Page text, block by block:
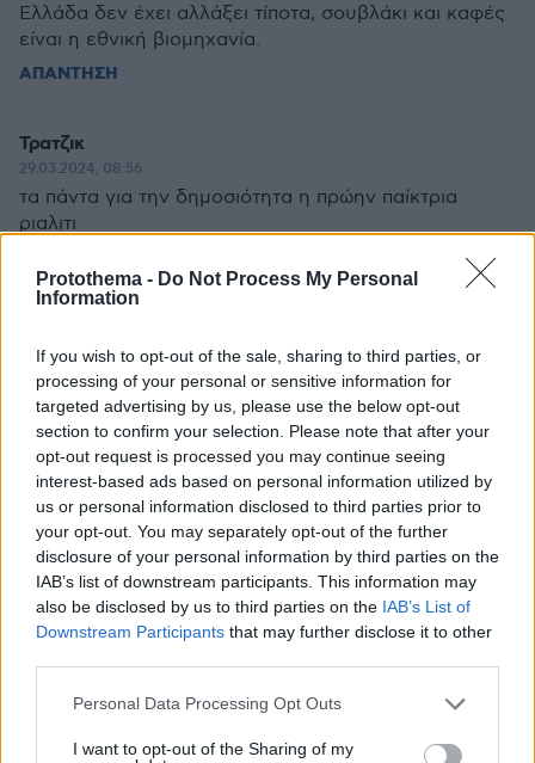
Protothema - Do Not Process My Personal
Information
If you wish to opt-out of the sale, sharing to third parties, or
processing of your personal or sensitive information for
targeted advertising by us, please use the below opt-out
section to confirm your selection. Please note that after your
opt-out request is processed you may continue seeing
interest-based ads based on personal information utilized by
us or personal information disclosed to third parties prior to
your opt-out. You may separately opt-out of the further
disclosure of your personal information by third parties on the
IAB’s list of downstream participants. This information may
also be disclosed by us to third parties on the IAB’s List of
Downstream Participants that may further disclose it to other
Please note that this website/app uses one or more Google
not limited to your visit or usage behaviour. You may click to
Personal Data Processing Opt Outs
I want to opt-out of the Sharing of my
Ελλάδα δεν έχει αλλάξει τίποτα, σουβλάκι και καφές
είναι η εθνική βιομηχανία.
ΑΠΑΝΤΗΣΗ
Τρατζικ
29.03.2024, 08:56
τα πάντα για την δημοσιότητα η πρώην παίκτρια
ριαλιτι
29.03.2024, 05:31
Προσπαθει με καθε τροπο η κατσικα να παρει λιγο
δημοσιοτητα ,ελεος πια με δαυτηνε
ΑΠΑΝΤΗΣΗ
ελεος
29.03.2024, 09:48
Πόσες φόρες θα γράψεις σχόλιο? Με την φρίκη
που έζησε και είδε δικαιούται να βρίσκετε εκεί.
ΑΠΑΝΤΗΣΗ
29.03.2024, 02:45